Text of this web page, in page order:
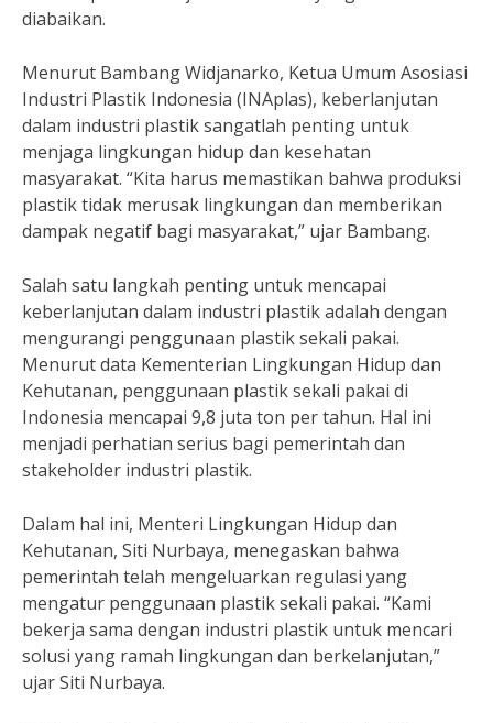
diabaikan.
Menurut Bambang Widjanarko, Ketua Umum Asosiasi
Industri Plastik Indonesia (INAplas), keberlanjutan
dalam industri plastik sangatlah penting untuk
menjaga lingkungan hidup dan kesehatan
masyarakat. “Kita harus memastikan bahwa produksi
plastik tidak merusak lingkungan dan memberikan
dampak negatif bagi masyarakat,” ujar Bambang.
Salah satu langkah penting untuk mencapai
keberlanjutan dalam industri plastik adalah dengan
mengurangi penggunaan plastik sekali pakai.
Menurut data Kementerian Lingkungan Hidup dan
Kehutanan, penggunaan plastik sekali pakai di
Indonesia mencapai 9,8 juta ton per tahun. Hal ini
menjadi perhatian serius bagi pemerintah dan
stakeholder industri plastik.
Dalam hal ini, Menteri Lingkungan Hidup dan
Kehutanan, Siti Nurbaya, menegaskan bahwa
pemerintah telah mengeluarkan regulasi yang
mengatur penggunaan plastik sekali pakai. “Kami
bekerja sama dengan industri plastik untuk mencari
solusi yang ramah lingkungan dan berkelanjutan,”
ujar Siti Nurbaya.